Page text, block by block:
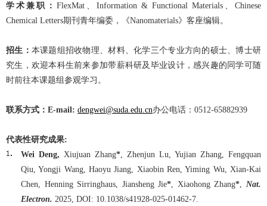
学术兼职： FlexMat、Information & Functional Materials、Chinese
Chemical Letters期刊青年编委，《Nanomaterials》客座编辑。
招生： 本课题组招收物理、材料、化学三个专业方向的硕士、博士研
究生，欢迎本科生前来参加带薪科研及毕业设计，感兴趣的同学可随
时前往本课题组参观学习。
联系方式：E-mail: dengwei@suda.edu.cn办公电话：0512-65882939
代表性研究成果:
Wei Deng, Xiujuan Zhang* , Zhenjun Lu, Yujian Zhang, Fengquan
Qiu, Yongji Wang, Haoyu Jiang, Xiaobin Ren, Yiming Wu, Xian-Kai
Chen, Henning Sirringhaus, Jiansheng Jie* , Xiaohong Zhang*
Nat.
Electron. 2025, DOI: 10.1038/s41928-025-01462-7.